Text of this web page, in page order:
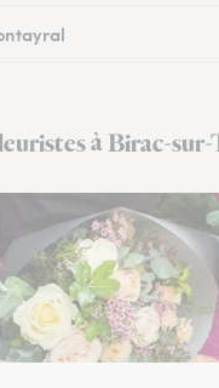
à Birac-